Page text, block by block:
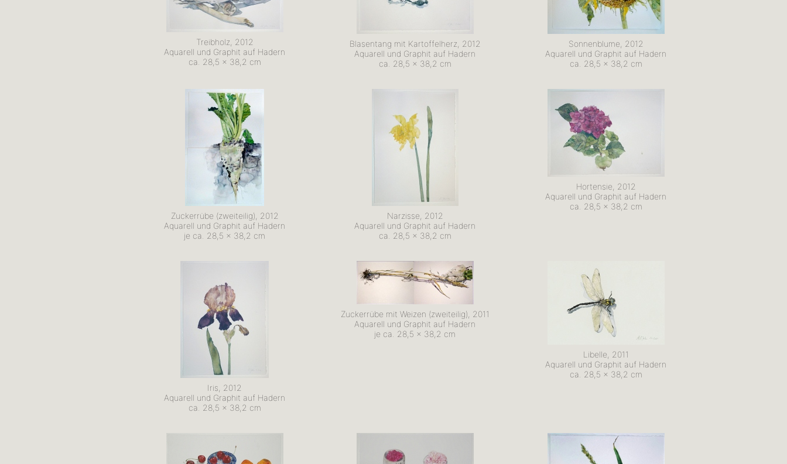
Treibholz, 2012
Aquarell und Graphit auf Hadern
ca. 28,5 x 38,2 cm
Blasentang mit Kartoffelherz, 2012
Aquarell und Graphit auf Hadern
ca. 28,5 x 38,2 cm
Sonnenblume, 2012
Aquarell und Graphit auf Hadern
ca. 28,5 x 38,2 cm
Zuckerrübe (zweiteilig), 2012
Aquarell und Graphit auf Hadern
je ca. 28,5 x 38,2 cm
Narzisse, 2012
Aquarell und Graphit auf Hadern
ca. 28,5 x 38,2 cm
Hortensie, 2012
Aquarell und Graphit auf Hadern
ca. 28,5 x 38,2 cm
Iris, 2012
Aquarell und Graphit auf Hadern
ca. 28,5 x 38,2 cm
Zuckerrübe mit Weizen (zweiteilig), 2011
Aquarell und Graphit auf Hadern
je ca. 28,5 x 38,2 cm
Libelle, 2011
Aquarell und Graphit auf Hadern
ca. 28,5 x 38,2 cm